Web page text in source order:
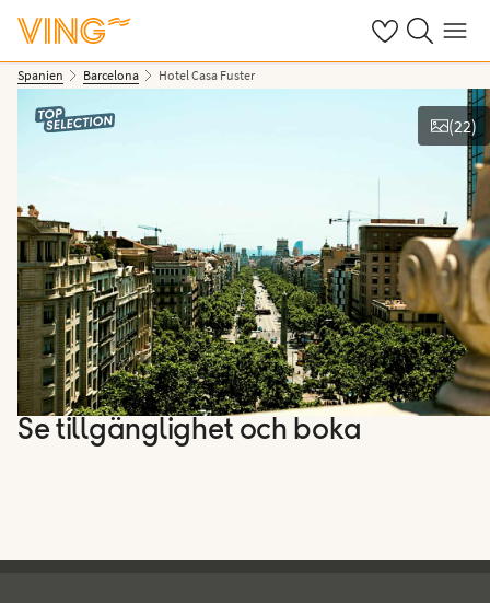
Se dinaSök på ving.se
Meny
Spanien Barcelona Hotel Casa Fuster
Se bilder
(22)
Se tillgänglighet och boka